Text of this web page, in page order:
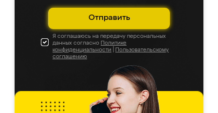
Отправить
Я соглашаюсь на передачу персональных
данных согласно Политике
конфиденциальности
Пользовательскому
соглашению